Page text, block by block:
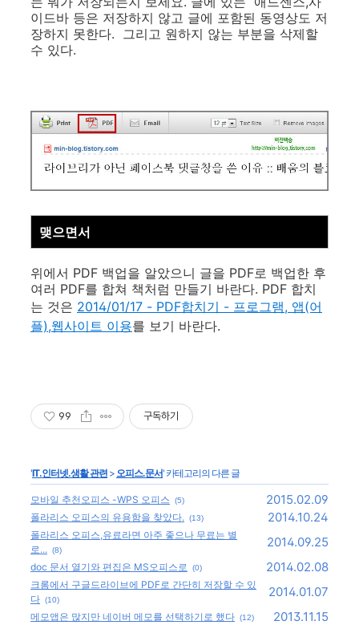
이드바 등은 저장하지 않고 글에 포함된 동영상도 저
장하지 못한다. 그리고 원하지 않는 부분을 삭제할
수 있다.
맺으면서
위에서 PDF 백업을 알았으니 글을 PDF로 백업한 후
여러 PDF를 합쳐 책처럼 만들기 바란다. PDF 합치
는 것은 2014/01/17 - PDF합치기 - 프로그램, 앱(어
플),웹사이트 이용를 보기 바란다.
99 구독하기
'IT.인터넷.생활 관련 > 오피스.문서' 카테고리의 다른 글
모바일 추천오피스 -WPS 오피스 (5) 2015.02.09
폴라리스 오피스의 유용함을 찾았다. (13) 2014.10.24
폴라리스 오피스,유료라면 아주 좋으나 무료는 별
로...
(8)
2014.09.25
doc 문서 열기와 편집은 MS오피스로 (0) 2014.02.08
크롬에서 구글드라이브에 PDF로 간단히 저장할 수 있
다 (10)
2014.01.07
메모앱은 많지만 네이버 메모를 선택하기로 했다 (12) 2013.11.15